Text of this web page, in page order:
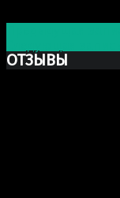
ОТЗЫВЫ